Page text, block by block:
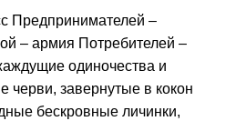
Предпринимателей –
– армия Потребителей –
одиночества и
черви, завернутые в кокон
бескровные личинки,